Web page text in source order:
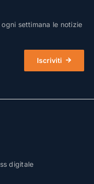
settimana le notizie
Iscriviti
digitale